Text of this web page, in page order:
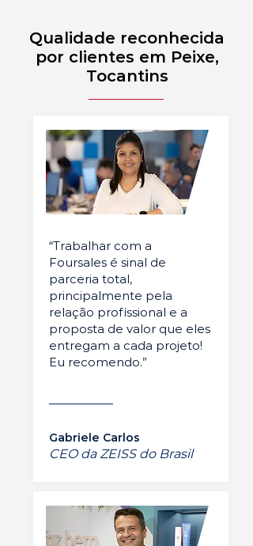
Qualidade reconhecida
por clientes em Peixe,
Tocantins
“Trabalhar com a
Foursales é sinal de
parceria total,
principalmente pela
relação profissional e a
proposta de valor que eles
entregam a cada projeto!
Eu recomendo.”
Gabriele Carlos
CEO da ZEISS do Brasil